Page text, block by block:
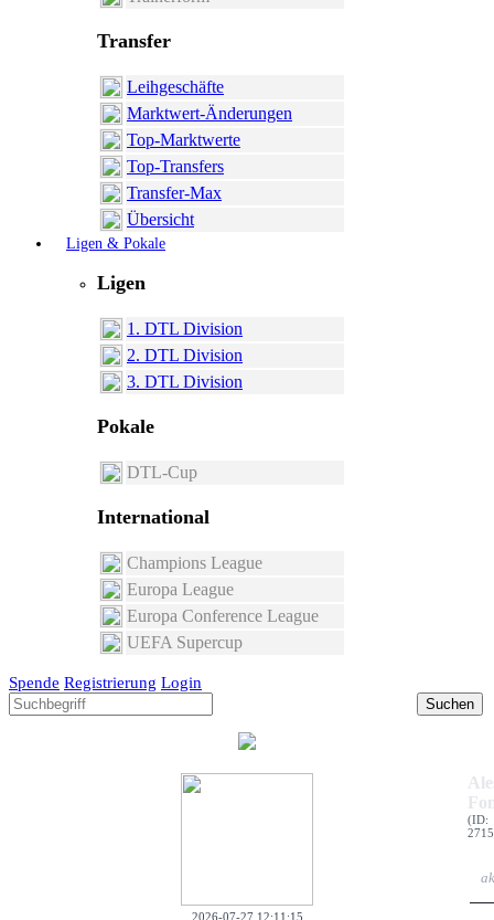
Transfer
Leihgeschäfte
Marktwert-Änderungen
Top-Marktwerte
Top-Transfers
Transfer-Max
Übersicht
Ligen & Pokale
Ligen
1. DTL Division
2. DTL Division
3. DTL Division
Pokale
DTL-Cup
International
Champions League
Europa League
Europa Conference League
UEFA Supercup
Spende Registrierung Login
Suchen
2026-07-27 12:11:15
(ID: